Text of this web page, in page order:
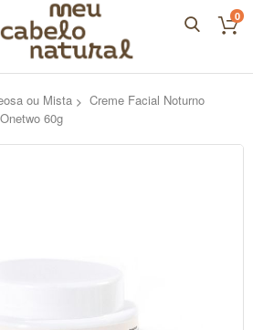
0
ou Mista
Creme Facial Noturno
60g